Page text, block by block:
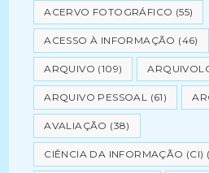
ACERVO FOTOGRÁFICO (55)
ACESSO À INFORMAÇÃO (46)
ARQUIVO (109)
ARQUIVO PESSOAL (61)
AVALIAÇÃO (38)
CIÊNCIA DA INFORMAÇÃO (CI)